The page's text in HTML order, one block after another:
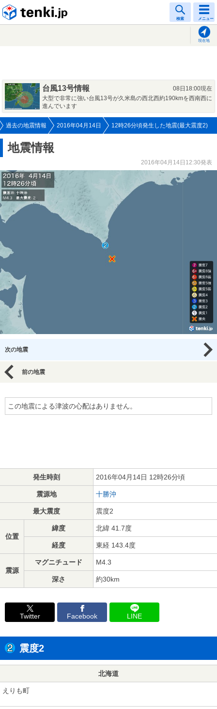
検索 メニュー
現在地
台風13号情報
08日18:00現在
大型で非常に強い台風13号が久米島の西北西約190kmを西南西に
進んでいます
過去の地震情報 2016年04月14日 12時26分頃発生した地震(最大震度2)
地震情報
2016年04月14日12:30発表
次の地震
前の地震
この地震による津波の心配はありません。
発生時刻 2016年04月14日 12時26分頃
震源地 十勝沖
最大震度 震度2
位置
緯度 北緯 41.7度
経度 東経 143.4度
震源
マグニチュード M4.3
深さ 約30km
Twitter Facebook LINE
震度2
北海道
えりも町